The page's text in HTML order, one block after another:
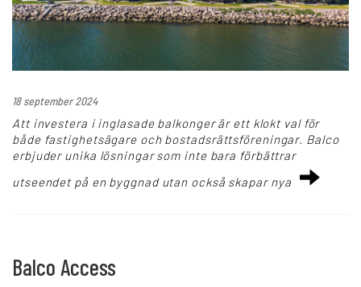
18 september 2024
Att investera i inglasade balkonger är ett klokt val för
både fastighetsägare och bostadsrättsföreningar. Balco
erbjuder unika lösningar som inte bara förbättrar
utseendet på en byggnad utan också skapar nya
Balco Access